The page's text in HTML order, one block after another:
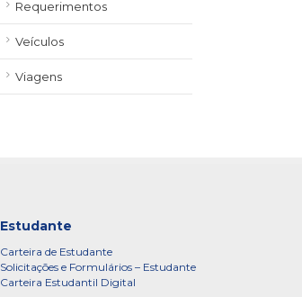
Requerimentos
Veículos
Viagens
Estudante
Carteira de Estudante
Solicitações e Formulários – Estudante
Carteira Estudantil Digital